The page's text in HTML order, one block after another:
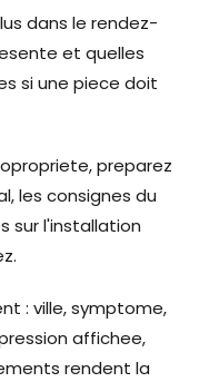
dans le rendez-
et quelles
si une piece doit
preparez
les consignes du
sur l'installation
: ville, symptome,
affichee,
rendent la